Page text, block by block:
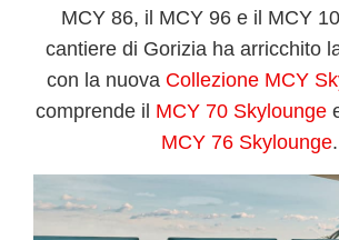
MCY 86, il MCY 96e il MCY
cantiere di Gorizia ha arricchito
con la nuova Collezione MCY
comprende il MCY 70 Skylounge
MCY 76 Skylounge.